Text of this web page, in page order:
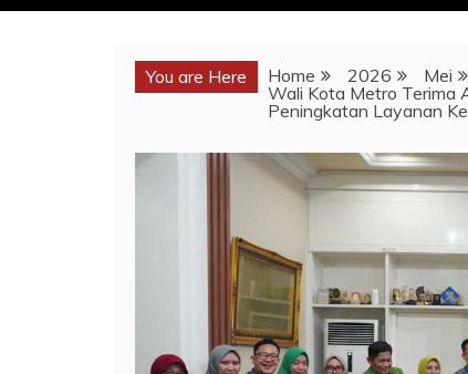
You are Here Home 2026 Mei
Wali Kota Metro Terima
Peningkatan Layanan